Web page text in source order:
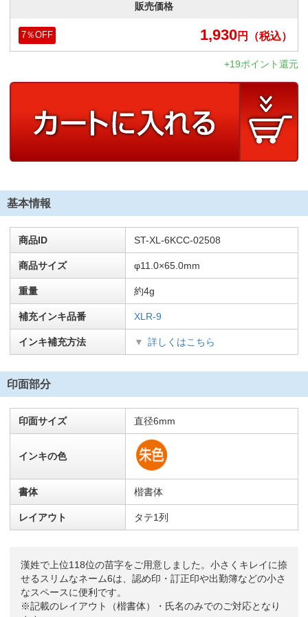
販売価格
1,930円 （税込）
7％OFF
+19ポイント還元
基本情報
商品ID ST-XL-6KCC-02508
商品サイズ φ11.0×65.0mm
重量 約4g
補充インキ品番 XLR-9
インキ補充方法 詳しくはこちら
印面部分
印面サイズ 直径6mm
インキの色
書体 楷書体
レイアウト タテ1列
漢姓で上位118位の苗字をご用意しました。小さくキレイに捺
せるスリムなネーム6は、認め印・訂正印や出勤簿などの小さ
なスペースに便利です。
※記載のレイアウト（楷書体）・氏名のみでのご対応となり